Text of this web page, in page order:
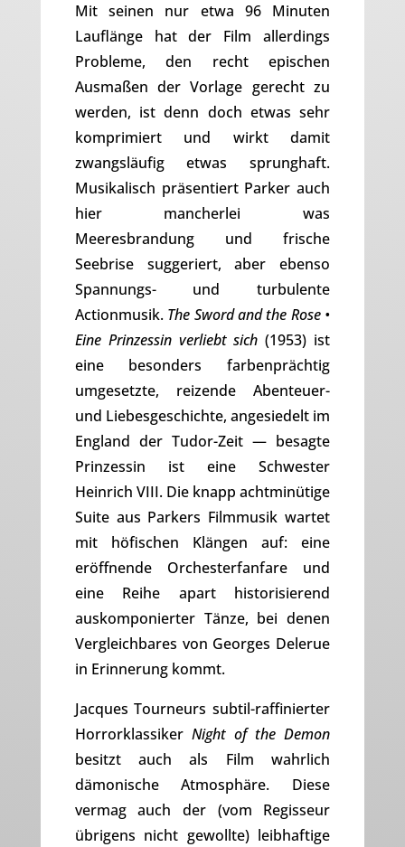
Mit seinen nur etwa 96 Minuten
Lauflänge hat der Film allerdings
Probleme, den recht epischen
Ausmaßen der Vorlage gerecht zu
werden, ist denn doch etwas sehr
komprimiert und wirkt damit
zwangsläufig etwas sprunghaft.
Musikalisch präsentiert Parker auch
hier mancherlei was
Meeresbrandung und frische
Seebrise suggeriert, aber ebenso
Spannungs- und turbulente
Actionmusik. The Sword and the Rose •
Eine Prinzessin verliebt sich(1953) ist
eine besonders farbenprächtig
umgesetzte, reizende Abenteuer-
und Liebesgeschichte, angesiedelt im
England der Tudor-Zeit — besagte
Prinzessin ist eine Schwester
Heinrich VIII. Die knapp achtminütige
Suite aus Parkers Filmmusik wartet
mit höfischen Klängen auf: eine
eröffnende Orchesterfanfare und
eine Reihe apart historisierend
auskomponierter Tänze, bei denen
Vergleichbares von Georges Delerue
in Erinnerung kommt.
Jacques Tourneurs subtil-raffinierter
Horrorklassiker Night of the Demon
besitzt auch als Film wahrlich
dämonische Atmosphäre. Diese
vermag auch der (vom Regisseur
übrigens nicht gewollte) leibhaftige